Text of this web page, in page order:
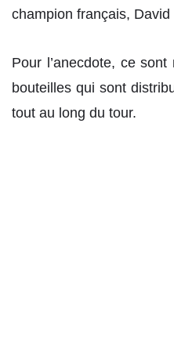
champion français, David
Pour l’anecdote, ce
bouteilles qui sont
tout au long du tour.